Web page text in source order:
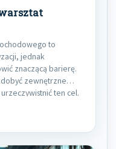
to
jednak
znaczącą barierę.
zewnętrzne
ten cel.